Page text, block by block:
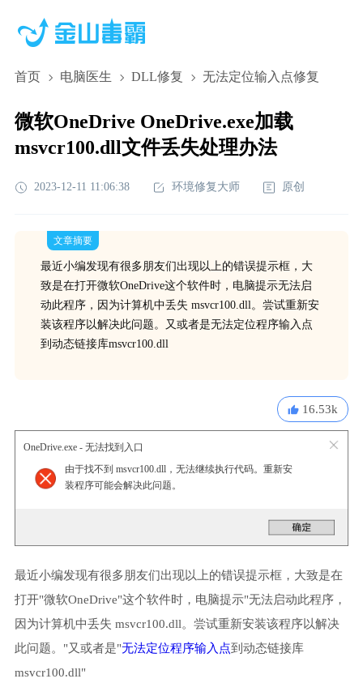
首页 电脑医生 DLL修复 无法定位输入点修复
微软OneDrive OneDrive.exe加载
msvcr100.dll文件丢失处理办法
2023-12-11 11:06:38 环境修复大师 原创
文章摘要
最近小编发现有很多朋友们出现以上的错误提示框，大
致是在打开微软OneDrive这个软件时，电脑提示无法启
动此程序，因为计算机中丢失 msvcr100.dll。尝试重新安
装该程序以解决此问题。又或者是无法定位程序输入点
到动态链接库msvcr100.dll
16.53k
OneDrive.exe - 无法找到入口
由于找不到 msvcr100.dll，无法继续执行代码。重新安
装程序可能会解决此问题。
最近小编发现有很多朋友们出现以上的错误提示框，大致是在
打开"微软OneDrive"这个软件时，电脑提示"无法启动此程序，
因为计算机中丢失 msvcr100.dll。尝试重新安装该程序以解决
此问题。"又或者是"无法定位程序输入点到动态链接库
msvcr100.dll"